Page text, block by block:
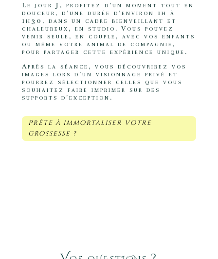
Le jour J, profitez d’un moment tout en
douceur, d’une durée d’environ 1h à
1h30, dans un cadre bienveillant et
chaleureux, en studio. Vous pouvez
venir seule, en couple, avec vos enfants
ou même votre animal de compagnie,
pour partager cette expérience unique.
Après la séance, vous découvrirez vos
images lors d’un visionnage privé et
pourrez sélectionner celles que vous
souhaitez faire imprimer sur des
supports d’exception.
Prête à immortaliser votre
grossesse ?